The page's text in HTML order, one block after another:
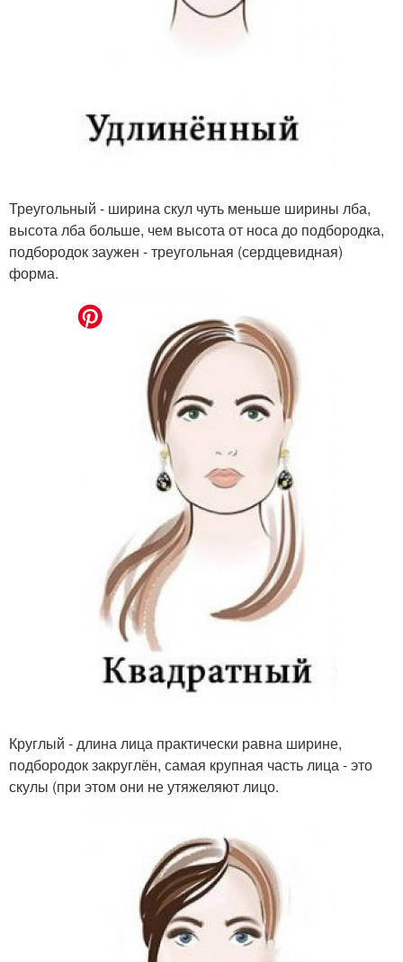
Треугольный - ширина скул чуть меньше ширины лба,
высота лба больше, чем высота от носа до подбородка,
подбородок заужен - треугольная (сердцевидная)
форма.
Круглый - длина лица практически равна ширине,
подбородок закруглён, самая крупная часть лица - это
скулы (при этом они не утяжеляют лицо.